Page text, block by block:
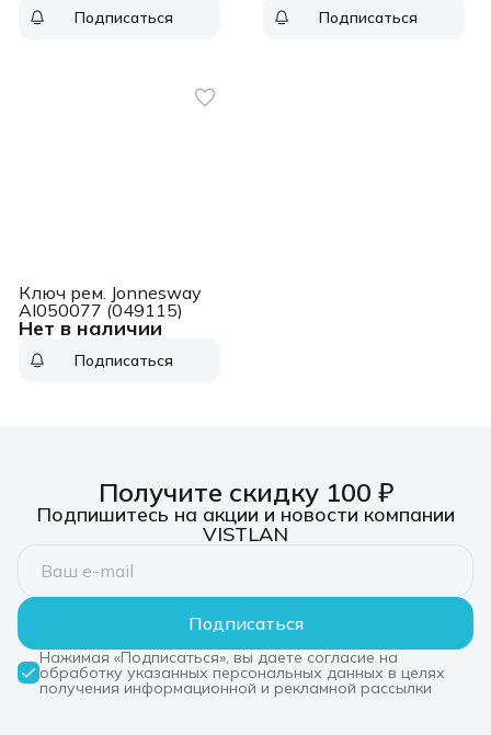
Подписаться Подписаться
Нет в наличии
Ключ рем. Jonnesway
AI050077 (049115)
Подписаться
Получите скидку 100 ₽
Подпишитесь на акции и новости компании
VISTLAN
Подписаться
Нажимая «Подписаться», вы даете согласие на
обработку указанных персональных данных в целях
получения информационной и рекламной рассылки